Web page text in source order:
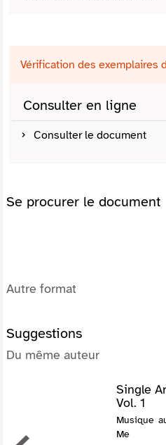
Vérification des exemplaires
Consulter en ligne
Consulter le document
Se procurer le document
Autre format
Suggestions
Du même auteur
Single
Vol. 1
Musique
Me